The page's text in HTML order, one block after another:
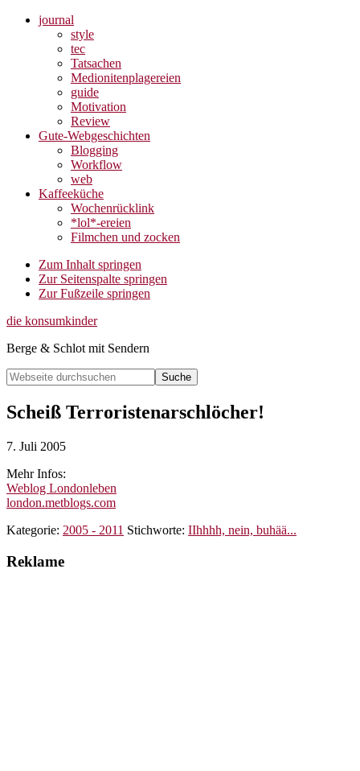
journal
style
tec
Tatsachen
Medionitenplagereien
guide
Motivation
Review
Gute-Webgeschichten
Blogging
Workflow
web
Kaffeeküche
Wochenrücklink
*lol*-ereien
Filmchen und zocken
Zum Inhalt springen
Zur Seitenspalte springen
Zur Fußzeile springen
die konsumkinder
Berge & Schlot mit Sendern
Webseite
durchsuchen
Search
Scheiß Terroristenarschlöcher!
7. Juli 2005
Mehr Infos:
Weblog Londonleben
london.metblogs.com
Kategorie: 2005 - 2011 Stichworte: IIhhhh, nein, buhää...
Reklame